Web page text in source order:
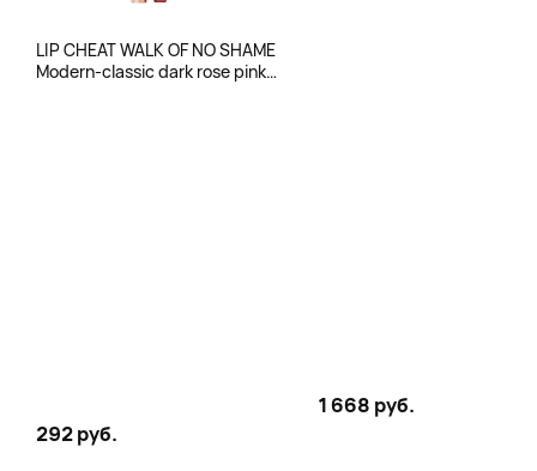
LIP CHEAT WALK OF NO SHAME
Modern-classic dark rose pink
292 руб.
1 668 руб.